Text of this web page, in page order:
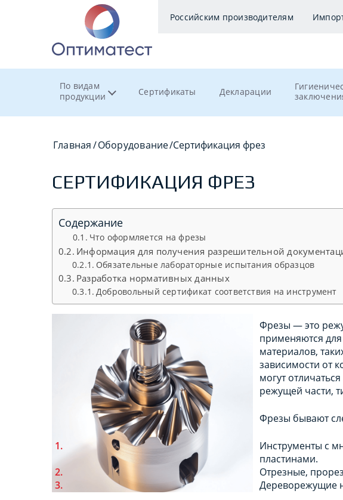
Российским производителям
По видам
продукции
Сертификаты Декларации
Главная/Оборудование/Сертификация фрез
СЕРТИФИКАЦИЯ ФРЕЗ
Содержание
Что оформляется на фрезы
Информация для получения разрешительной
Обязательные лабораторные испытания образцов
Разработка нормативных данных
Добровольный сертификат соответствия на инструмент
Фрезы — это
применяются
материалов,
зависимости от
могут
режущей части,
Фрезы бывают
Инструменты с
пластинами.
Отрезные,
Дереворежущие